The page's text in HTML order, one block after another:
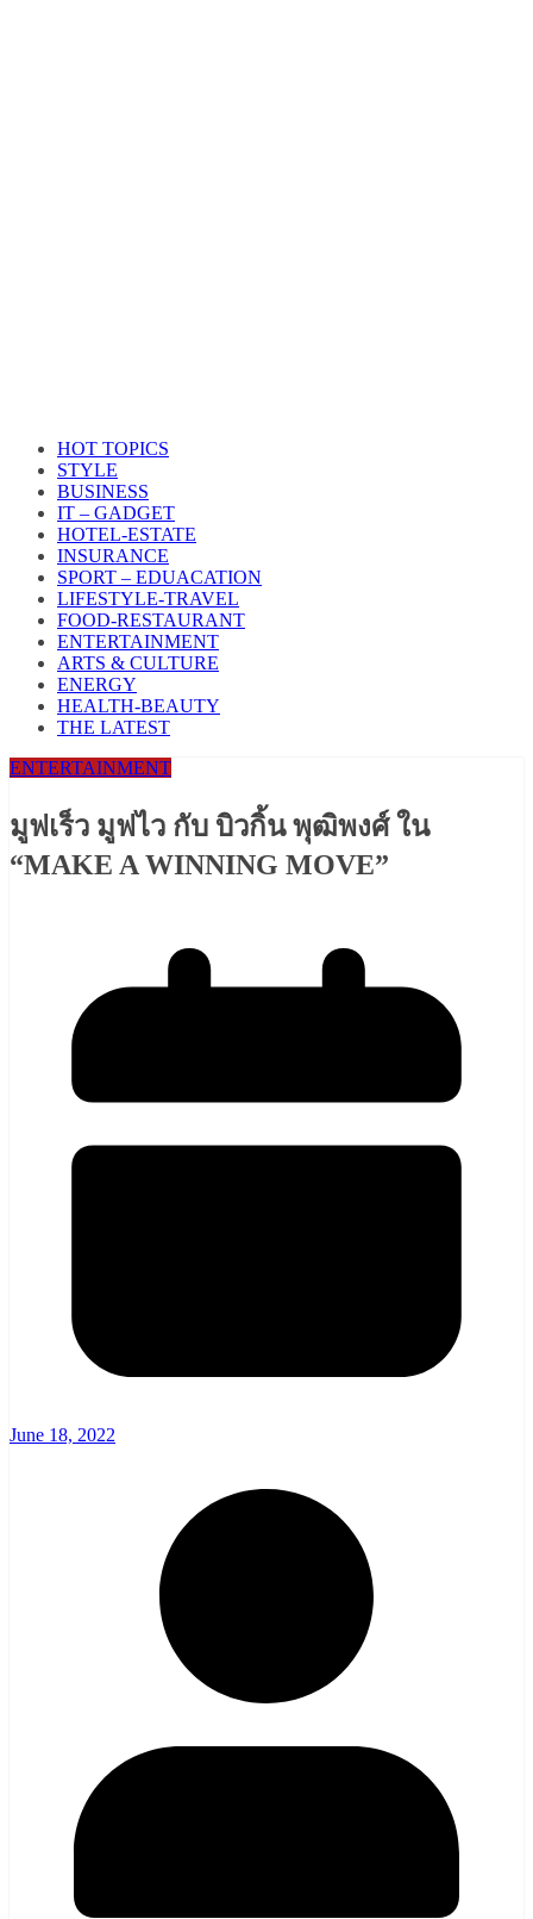
HOT TOPICS
STYLE
BUSINESS
IT – GADGET
HOTEL-ESTATE
INSURANCE
SPORT – EDUACATION
LIFESTYLE​-TRAVEL​
FOOD-RESTAURANT
ENTERTAINMENT
ARTS & CULTURE
ENERGY
HEALTH​-BEAUTY
THE LATEST
ENTERTAINMENT
มูฟเร็ว มูฟไว กับ บิวกิ้น พุฒิพงศ์ ใน
“MAKE A WINNING MOVE”
June 18, 2022